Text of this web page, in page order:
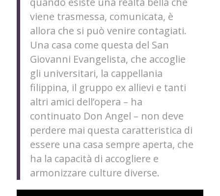
viene trasmessa, comunicata, è
allora che si può venire contagiati.
Una casa come questa del San
Giovanni Evangelista, che accoglie
gli universitari, la cappellania
filippina, il gruppo ex allievi e tanti
altri amici dell’opera – ha
continuato Don Angel – non deve
perdere mai questa caratteristica di
essere una casa sempre aperta, che
ha la capacità di accogliere e
armonizzare culture diverse.